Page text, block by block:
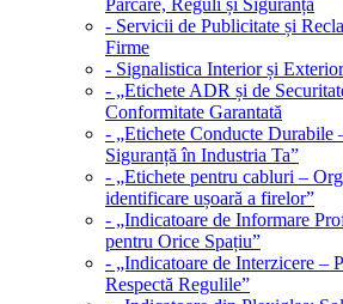
Parcare, Reguli și Siguranță
- Servicii de Publicitate și
Firme
- Signalistica Interior și Exterior
- „Etichete ADR și de
Conformitate Garantată
- „Etichete Conducte Durabile
Siguranță în Industria Ta”
- „Etichete pentru cabluri –
identificare ușoară a firelor”
- „Indicatoare de Informare
pentru Orice Spațiu”
- „Indicatoare de Interzicere –
Respectă Regulile”